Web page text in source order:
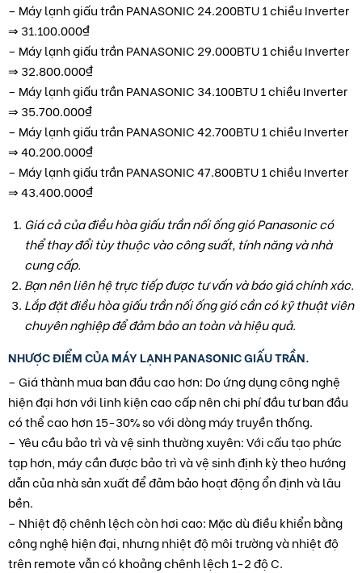
– Máy lạnh giấu trần PANASONIC 24.200BTU 1 chiều Inverter
⇒ 31.100.000₫
– Máy lạnh giấu trần PANASONIC 29.000BTU 1 chiều Inverter
⇒ 32.800.000₫
– Máy lạnh giấu trần PANASONIC 34.100BTU 1 chiều Inverter
⇒ 35.700.000₫
– Máy lạnh giấu trần PANASONIC 42.700BTU 1 chiều Inverter
⇒ 40.200.000₫
– Máy lạnh giấu trần PANASONIC 47.800BTU 1 chiều Inverter
⇒ 43.400.000₫
Giá cả của điều hòa giấu trần nối ống gió Panasonic có
thể thay đổi tùy thuộc vào công suất, tính năng và nhà
cung cấp.
Bạn nên liên hệ trực tiếp được tư vấn và báo giá chính xác.
Lắp đặt điều hòa giấu trần nối ống gió cần có kỹ thuật viên
chuyên nghiệp để đảm bảo an toàn và hiệu quả.
NHƯỢC ĐIỂM CỦA MÁY LẠNH PANASONIC GIẤU TRẦN.
– Giá thành mua ban đầu cao hơn: Do ứng dụng công nghệ
hiện đại hơn với linh kiện cao cấp nên chi phí đầu tư ban đầu
có thể cao hơn 15-30% so với dòng máy truyền thống.
– Yêu cầu bảo trì và vệ sinh thường xuyên: Với cấu tạo phức
tạp hơn, máy cần được bảo trì và vệ sinh định kỳ theo hướng
dẫn của nhà sản xuất để đảm bảo hoạt động ổn định và lâu
bền.
– Nhiệt độ chênh lệch còn hơi cao: Mặc dù điều khiển bằng
công nghệ hiện đại, nhưng nhiệt độ môi trường và nhiệt độ
trên remote vẫn có khoảng chênh lệch 1-2 độ C.